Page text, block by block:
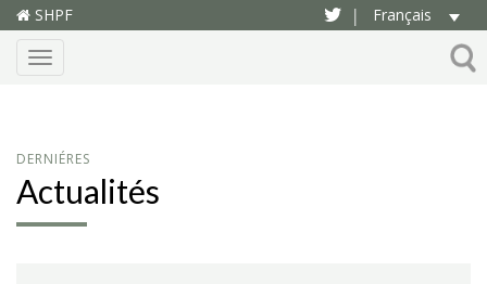
SHPF | Français
Menu
DERNIÉRES
Actualités